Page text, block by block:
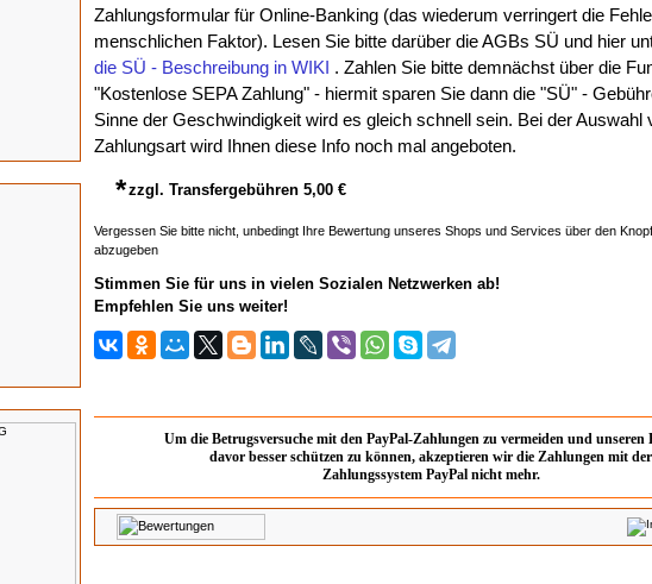
Zahlungsformular für Online-Banking (das wiederum verringert die
menschlichen Faktor). Lesen Sie bitte darüber die AGBs SÜ und hier
die SÜ - Beschreibung in WIKI . Zahlen Sie bitte demnächst über die
"Kostenlose SEPA Zahlung" - hiermit sparen Sie dann die "SÜ" -
Sinne der Geschwindigkeit wird es gleich schnell sein. Bei der Auswahl
Zahlungsart wird Ihnen diese Info noch mal angeboten.
*zzgl. Transfergebühren 5,00 €
Vergessen Sie bitte nicht, unbedingt Ihre Bewertung unseres Shops und Services über den
abzugeben
Stimmen Sie für uns in vielen Sozialen Netzwerken ab!
Empfehlen Sie uns weiter!
Um die Betrugsversuche mit den PayPal-Zahlungen zu vermeiden und unseren
davor besser schützen zu können, akzeptieren wir die Zahlungen mit der
Zahlungssystem PayPal nicht mehr.